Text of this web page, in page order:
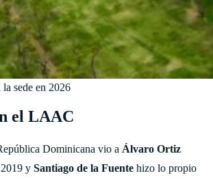
sede en 2026
el LAAC
Dominicana vio a Álvaro Ortiz
y Santiago de la Fuente hizo lo propio